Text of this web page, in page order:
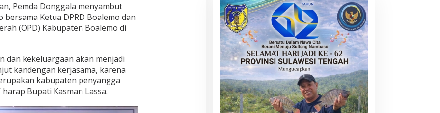
Pemda Donggala menyambut
Ketua DPRD Boalemo dan
(OPD) Kabupaten Boalemo di
dan kekeluargaan akan menjadi
kandengan kerjasama, karena
kabupaten penyangga
Bupati Kasman Lassa.